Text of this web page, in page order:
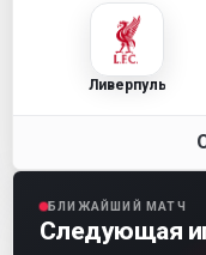
Ливерпуль
БЛИЖАЙШИЙ МАТЧ
Следующая